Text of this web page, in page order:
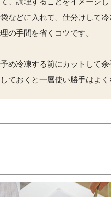
て、調理することをイメージ
袋などに入れて、仕分けして
理の手間を省くコツです。
予め冷凍する前にカットして
しておくと一層使い勝手はよく